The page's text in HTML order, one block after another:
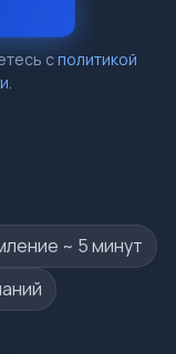
сполитикой
.
~ 5 минут